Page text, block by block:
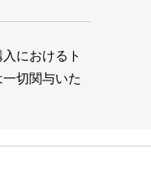
におけるト
切関与いた